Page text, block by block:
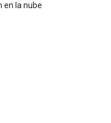
en la nube